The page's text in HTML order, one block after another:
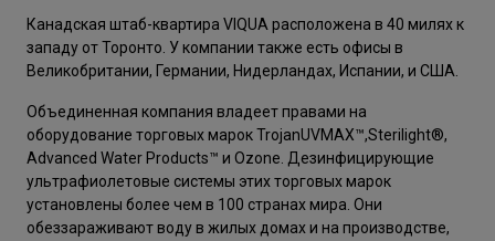
Канадская штаб-квартира VIQUA расположена в 40 милях к
западу от Торонто. У компании также есть офисы в
Великобритании, Германии, Нидерландах, Испании, и США.
Объединенная компания владеет правами на
оборудование торговых марок TrojanUVMAX™,Sterilight®,
Advanced Water Products™ и Ozone. Дезинфицирующие
ультрафиолетовые системы этих торговых марок
установлены более чем в 100 странах мира. Они
обеззараживают воду в жилых домах и на производстве,